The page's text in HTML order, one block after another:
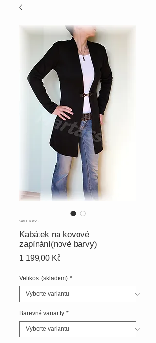
SKU: KK25
Kabátek na kovové
zapínání(nové barvy)
1 199,00 KčCena
Velikost (skladem) *
Barevné varianty *